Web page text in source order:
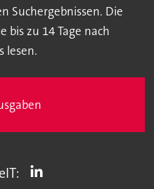
Suchergebnissen. Die
bis zu 14 Tage nach
lesen.